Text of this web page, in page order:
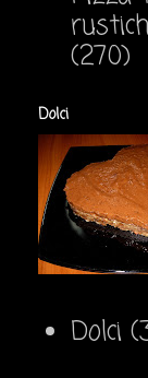
(270)
Dolci
Dolci